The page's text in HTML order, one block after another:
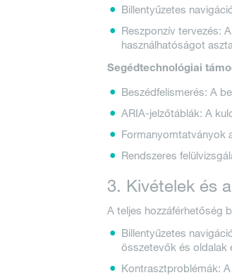
Billentyűzetes
Reszponzív tervezés:
használhatóságot
Segédtechnológiai
Beszédfelismerés: A
ARIA-jelzőtáblák: A
Formanyomtatványok
Rendszeres
3. Kivételek és
A teljes hozzáférhetőség
Billentyűzetes
összetevők és oldalak
Kontrasztproblémák: